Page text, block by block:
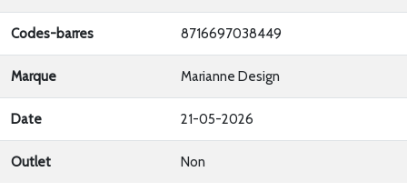
Codes-barres 8716697038449
Marque Marianne Design
Date 21-05-2026
Outlet Non